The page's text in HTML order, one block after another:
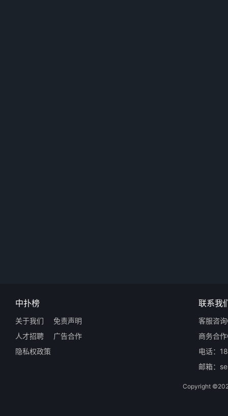
中扑榜
关于我们
免责声明
人才招聘
广告合作
隐私权政策
联系我
客服咨
商务合
电话：
邮箱：
Copyright